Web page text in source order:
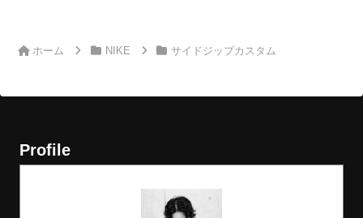
ホーム NIKE サイドジップカスタム
Profile